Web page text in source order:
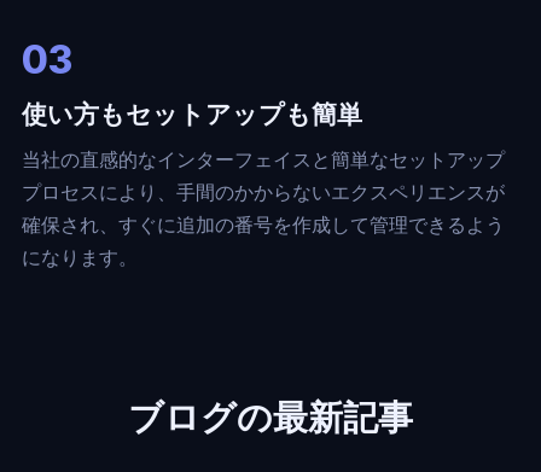
03
使い方もセットアップも簡単
当社の直感的なインターフェイスと簡単なセットアップ
プロセスにより、手間のかからないエクスペリエンスが
確保され、すぐに追加の番号を作成して管理できるよう
になります。
ブログの最新記事